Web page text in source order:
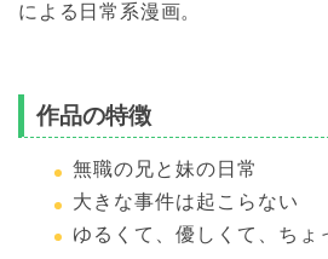
による日常系漫画。
作品の特徴
無職の兄と妹の日常
大きな事件は起こらない
ゆるくて、優しくて、ちょ